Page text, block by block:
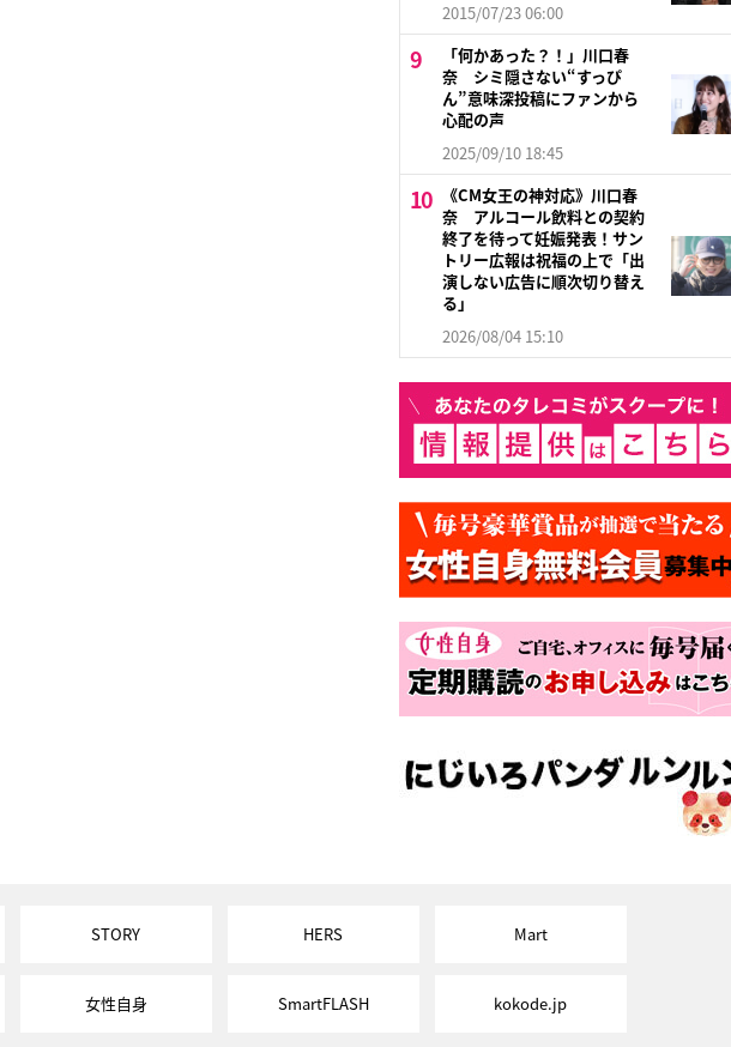
2015/07/23 06:00
「何かあった？！」川口春
奈 シミ隠さない“すっぴ
ん”意味深投稿にファンから
心配の声
2025/09/10 18:45
《CM女王の神対応》川口春
奈 アルコール飲料との契約
終了を待って妊娠発表！サン
トリー広報は祝福の上で「出
演しない広告に順次切り替え
る」
2026/08/04 15:10
STORY HERS Mart
女性自身 SmartFLASH kokode.jp